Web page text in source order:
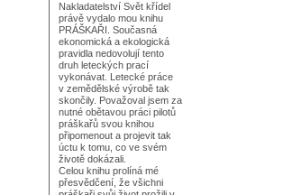
Nakladatelství Svět křídel
právě vydalo mou knihu
PRÁŠKAŘI. Současná
ekonomická a ekologická
pravidla nedovolují tento
druh leteckých prací
vykonávat. Letecké práce
v zemědělské výrobě tak
skončily. Považoval jsem za
nutné obětavou práci pilotů
práškařů svou knihou
připomenout a projevit tak
úctu k tomu, co ve svém
životě dokázali.
Celou knihu prolíná mé
přesvědčení, že všichni